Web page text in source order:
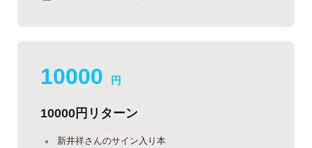
10000 円
10000円リターン
新井祥さんのサイン入り本